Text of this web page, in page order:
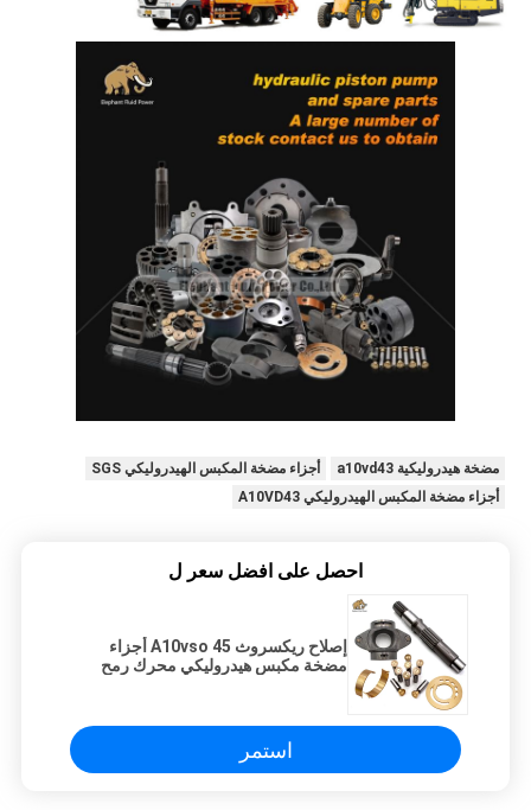
مضخة هيدروليكية a10vd43
أجزاء مضخة المكبس الهيدروليكي SGS
أجزاء مضخة المكبس الهيدروليكي A10VD43
احصل على افضل سعر ل
إصلاح ريكسروث A10vso 45 أجزاء
مضخة مكبس هيدروليكي محرك رمح
استمر